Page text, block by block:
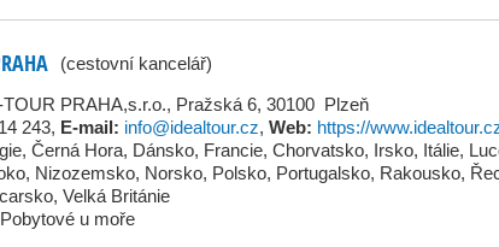
(cestovní kancelář)
TOUR PRAHA,s.r.o., Pražská 6, 30100 Plzeň
243, E-mail: info@idealtour.cz, Web: https://
, Černá Hora, Dánsko, Francie, Chorvatsko, Irsko, Itálie,
, Nizozemsko, Norsko, Polsko, Portugalsko, Rakousko,
, Velká Británie
Pobytové u moře